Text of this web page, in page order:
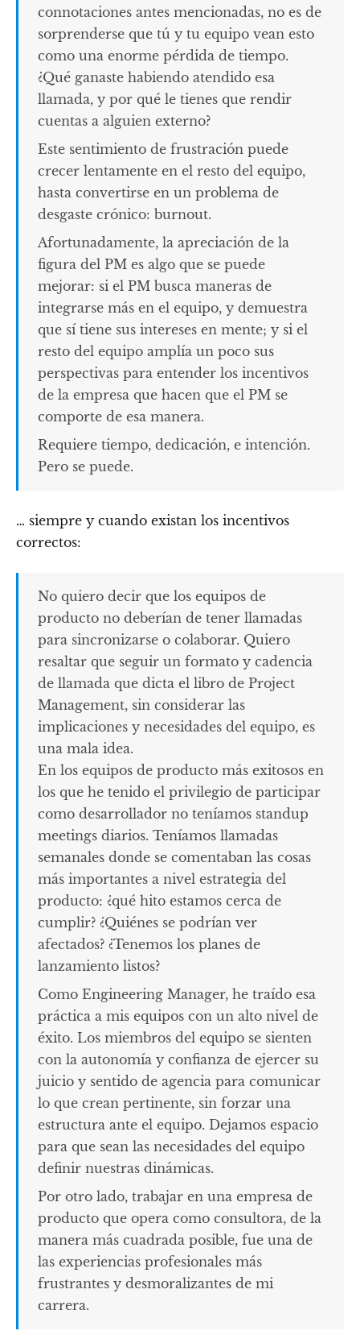
connotaciones antes mencionadas, no es de
sorprenderse que tú y tu equipo vean esto
como una enorme pérdida de tiempo.
¿Qué ganaste habiendo atendido esa
llamada, y por qué le tienes que rendir
cuentas a alguien externo?
Este sentimiento de frustración puede
crecer lentamente en el resto del equipo,
hasta convertirse en un problema de
desgaste crónico: burnout.
Afortunadamente, la apreciación de la
figura del PM es algo que se puede
mejorar: si el PM busca maneras de
integrarse más en el equipo, y demuestra
que sí tiene sus intereses en mente; y si el
resto del equipo amplía un poco sus
perspectivas para entender los incentivos
de la empresa que hacen que el PM se
comporte de esa manera.
Requiere tiempo, dedicación, e intención.
Pero se puede.
… siempre y cuando existan los incentivos
correctos:
No quiero decir que los equipos de
producto no deberían de tener llamadas
para sincronizarse o colaborar. Quiero
resaltar que seguir un formato y cadencia
de llamada que dicta el libro de Project
Management, sin considerar las
implicaciones y necesidades del equipo, es
una mala idea.
En los equipos de producto más exitosos en
los que he tenido el privilegio de participar
como desarrollador no teníamos standup
meetings diarios. Teníamos llamadas
semanales donde se comentaban las cosas
más importantes a nivel estrategia del
producto: ¿qué hito estamos cerca de
cumplir? ¿Quiénes se podrían ver
afectados? ¿Tenemos los planes de
lanzamiento listos?
Como Engineering Manager, he traído esa
práctica a mis equipos con un alto nivel de
éxito. Los miembros del equipo se sienten
con la autonomía y confianza de ejercer su
juicio y sentido de agencia para comunicar
lo que crean pertinente, sin forzar una
estructura ante el equipo. Dejamos espacio
para que sean las necesidades del equipo
definir nuestras dinámicas.
Por otro lado, trabajar en una empresa de
producto que opera como consultora, de la
manera más cuadrada posible, fue una de
las experiencias profesionales más
frustrantes y desmoralizantes de mi
carrera.